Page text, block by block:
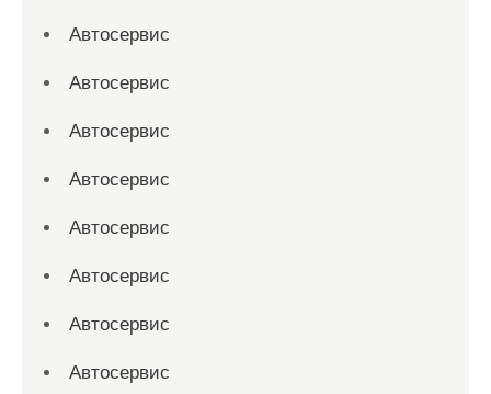
Автосервис
Автосервис
Автосервис
Автосервис
Автосервис
Автосервис
Автосервис
Автосервис